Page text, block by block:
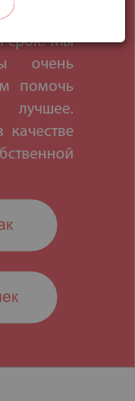
срок. Мы
очень
помочь
качестве